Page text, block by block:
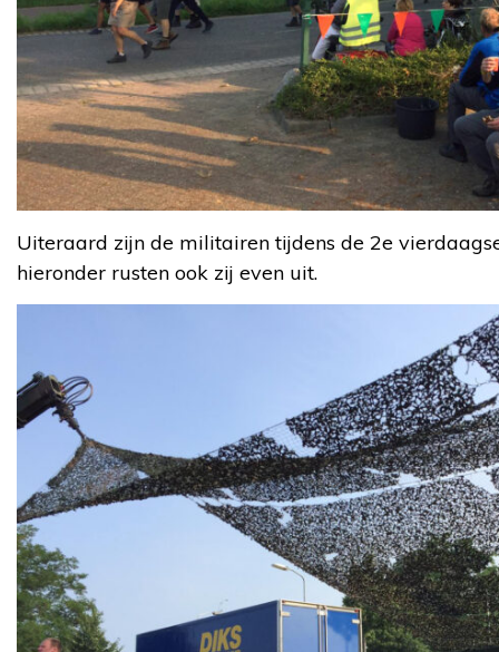
Uiteraard zijn de militairen tijdens de 2e
hieronder rusten ook zij even uit.